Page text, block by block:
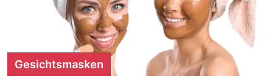
Gesichtsmasken